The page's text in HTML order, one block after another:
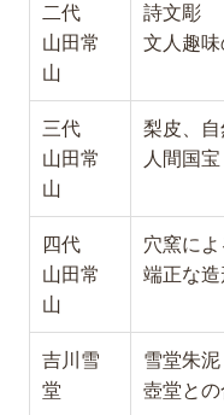
二代
山田常
山
詩文彫
文人趣
三代
山田常
山
梨皮、自
人間国宝
四代
山田常
山
穴窯に
端正な造
吉川雪
堂
雪堂朱泥
壺堂との